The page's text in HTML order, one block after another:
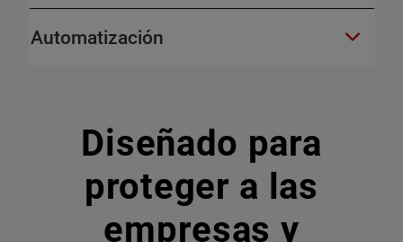
Automatización
Diseñado para
proteger a las
empresas y